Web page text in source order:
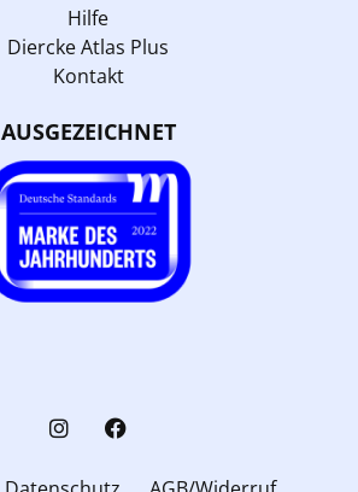
Hilfe
Diercke Atlas Plus
Kontakt
AUSGEZEICHNET